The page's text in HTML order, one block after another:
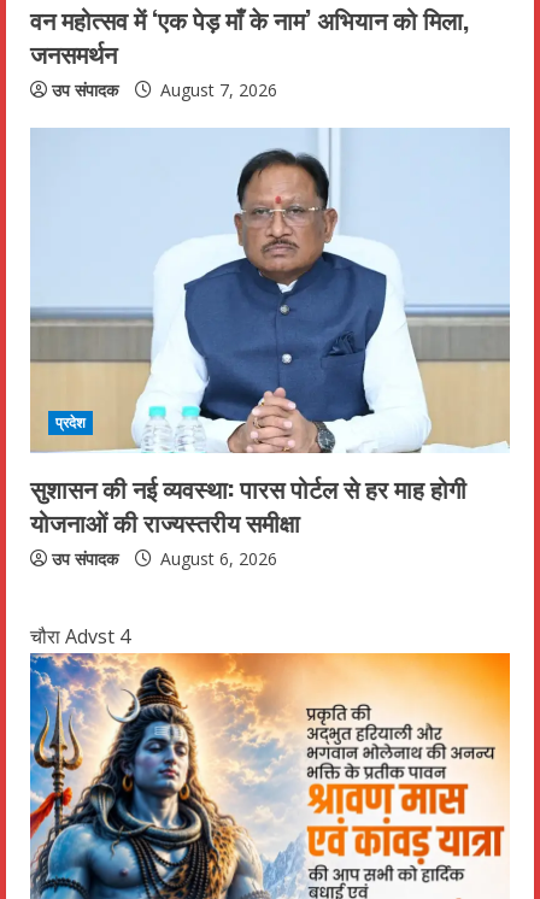
वन महोत्सव में ‘एक पेड़ माँ के नाम’ अभियान को मिला,
जनसमर्थन
उप संपादक August 7, 2026
प्रदेश
सुशासन की नई व्यवस्था: पारस पोर्टल से हर माह होगी
योजनाओं की राज्यस्तरीय समीक्षा
उप संपादक August 6, 2026
चौरा Advst 4